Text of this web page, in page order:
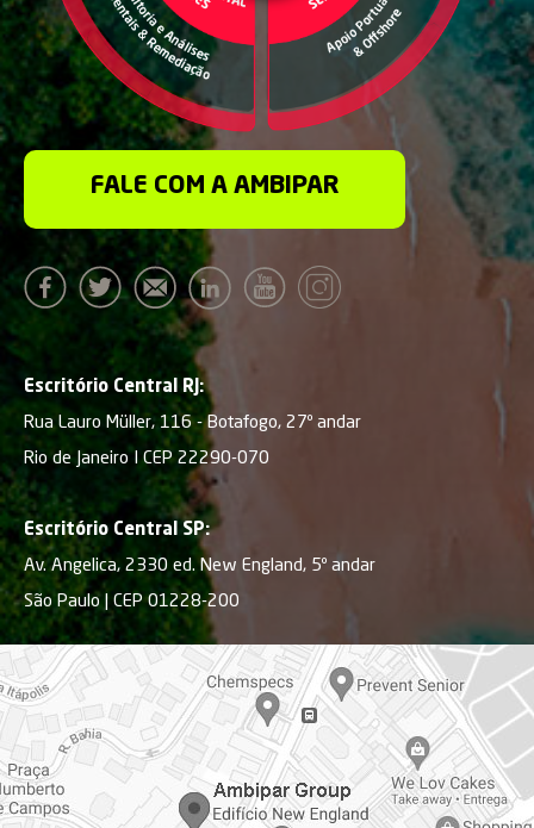
FALE COM A AMBIPAR
Escritório Central RJ:
Rua Lauro Müller, 116 - Botafogo, 27º andar
Rio de Janeiro I CEP 22290-070
Escritório Central SP:
Av. Angelica, 2330 ed. New England, 5º andar
São Paulo | CEP 01228-200